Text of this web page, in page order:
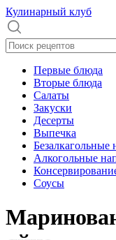
Кулинарный клуб
Первые блюда
Вторые блюда
Салаты
Закуски
Десерты
Выпечка
Безалкагольные
Алкогольные
Соусы